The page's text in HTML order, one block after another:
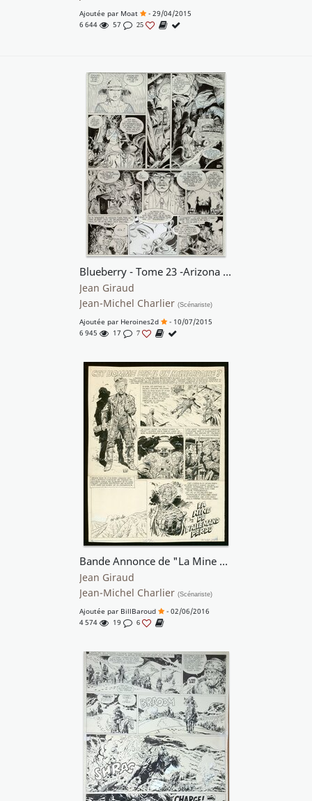
Ajoutée par Moat
- 29/04/2015
6 644
57 25
Blueberry - Tome 23 -Arizona Love
Jean Giraud
Jean-Michel Charlier (Scénariste)
Ajoutée par Heroines2d
- 10/07/2015
6 945
17 7
Bande Annonce de "La Mine de l'Allemand Perdu"
Jean Giraud
Jean-Michel Charlier (Scénariste)
Ajoutée par BillBaroud
- 02/06/2016
4 574
19 6